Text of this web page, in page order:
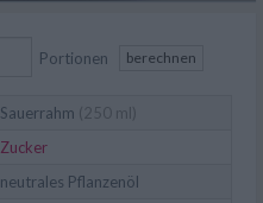
Portionen berechnen
Sauerrahm (250 ml)
Zucker
neutrales Pflanzenöl